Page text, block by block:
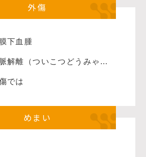
外傷
下血腫
椎骨動脈解離（ついこつどうみゃくかいり）
では
めまい